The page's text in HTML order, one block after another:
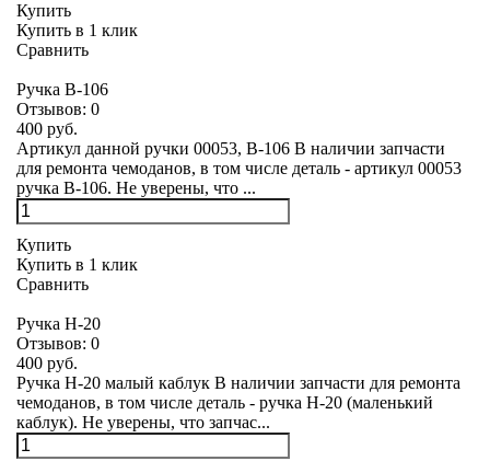
Купить
Купить в 1 клик
Сравнить
Ручка В-106
Отзывов: 0
400 руб.
Артикул данной ручки 00053, В-106 В наличии запчасти
для ремонта чемоданов, в том числе деталь - артикул 00053
ручка В-106. Не уверены, что ...
Купить
Купить в 1 клик
Сравнить
Ручка Н-20
Отзывов: 0
400 руб.
Ручка Н-20 малый каблук В наличии запчасти для ремонта
чемоданов, в том числе деталь - ручка Н-20 (маленький
каблук). Не уверены, что запчас...